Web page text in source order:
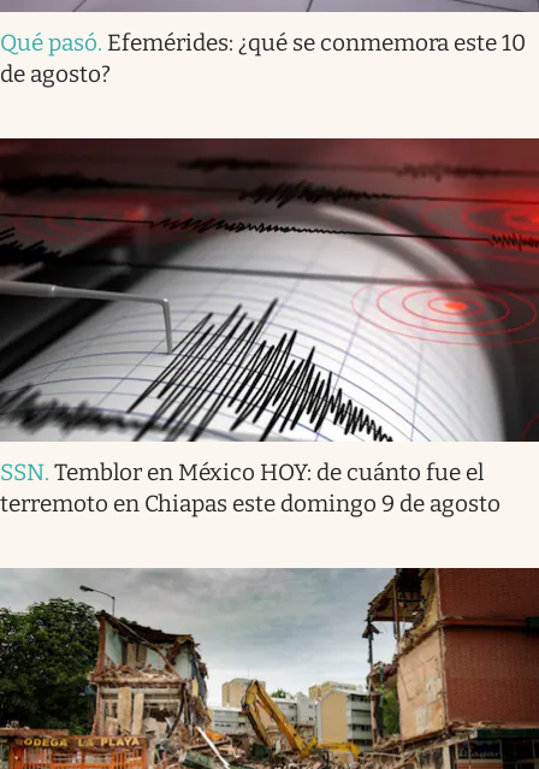
Qué pasó. Efemérides: ¿qué se conmemora este 10
de agosto?
SSN. Temblor en México HOY: de cuánto fue el
terremoto en Chiapas este domingo 9 de agosto